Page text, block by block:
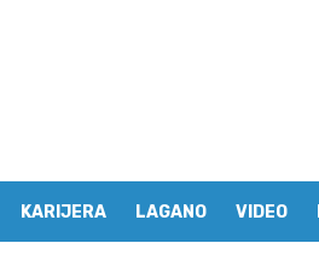
KARIJERA LAGANO VIDEO